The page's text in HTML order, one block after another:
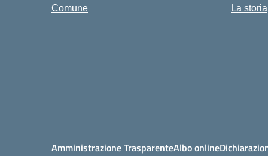
Comune
La storia
Amministrazione TrasparenteAlbo online